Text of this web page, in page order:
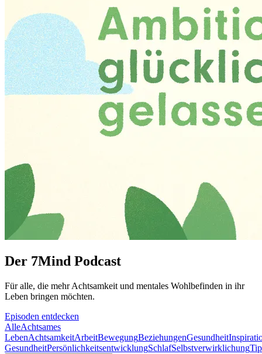
Der 7Mind Podcast
Für alle, die mehr Acht­sam­keit und mentales Wohlbefinden in ihr
Leben brin­gen möch­ten.
Episoden entdecken
AlleAchtsames
LebenAchtsamkeitArbeitBewegungBeziehungenGesundheit
GesundheitPersönlichkeitsentwicklungSchlafSelbstverwirklichung